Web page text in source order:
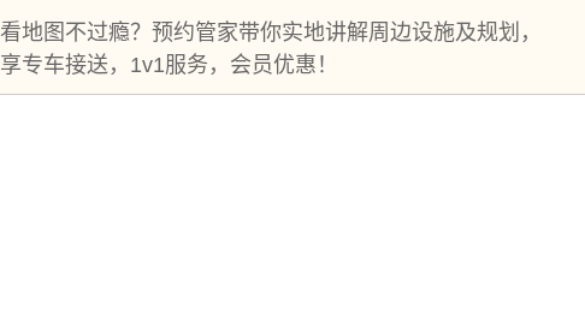
看地图不过瘾？预约管家带你实地讲解周边设施及规划，
享专车接送，1v1服务，会员优惠！